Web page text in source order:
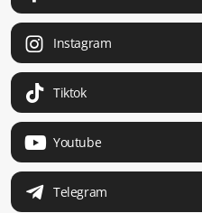
Instagram
Tiktok
Youtube
Telegram